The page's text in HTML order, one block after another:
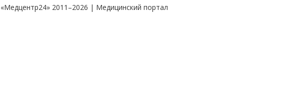
2011–2026 | Медицинский портал